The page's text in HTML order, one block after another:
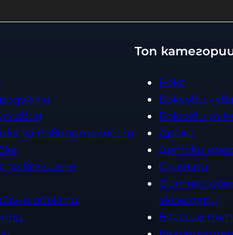
и
за поверителност
за връщане
обекти
Топ
Бокс
Боксови
Боксови
Дрехи
Детски
Суичъри
Фитнес
аксесоари
Бягащи